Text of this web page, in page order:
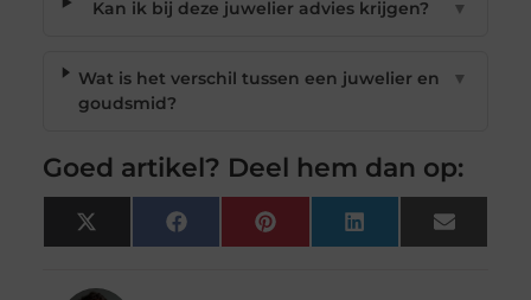
Kan ik bij deze juwelier advies krijgen? ▼
Wat is het verschil tussen een juwelier en
goudsmid?
▼
Goed artikel? Deel hem dan op:
X
(Twitter)
FacebookPinterest LinkedIn Email